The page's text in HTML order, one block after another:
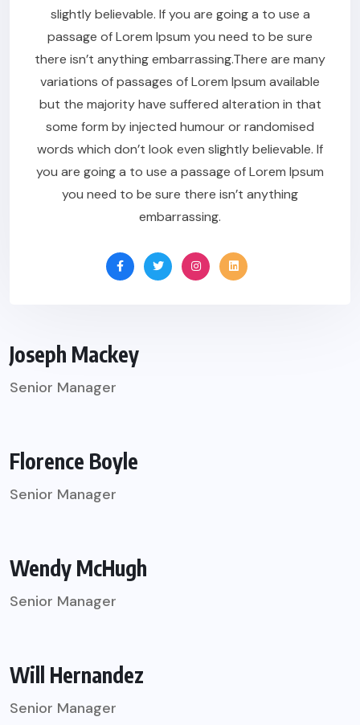
slightly believable. If you are going a to use a
passage of Lorem Ipsum you need to be sure
there isn’t anything embarrassing.There are many
variations of passages of Lorem Ipsum available
but the majority have suffered alteration in that
some form by injected humour or randomised
words which don’t look even slightly believable. If
you are going a to use a passage of Lorem Ipsum
you need to be sure there isn’t anything
embarrassing.
Joseph Mackey
Senior Manager
Florence Boyle
Senior Manager
Wendy McHugh
Senior Manager
Will Hernandez
Senior Manager